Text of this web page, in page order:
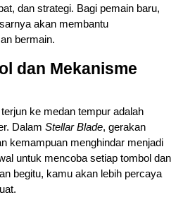
dan strategi. Bagi pemain baru,
akan membantu
bermain.
dan Mekanisme
ke medan tempur adalah
Dalam Stellar Blade, gerakan
kemampuan menghindar menjadi
untuk mencoba setiap tombol dan
begitu, kamu akan lebih percaya